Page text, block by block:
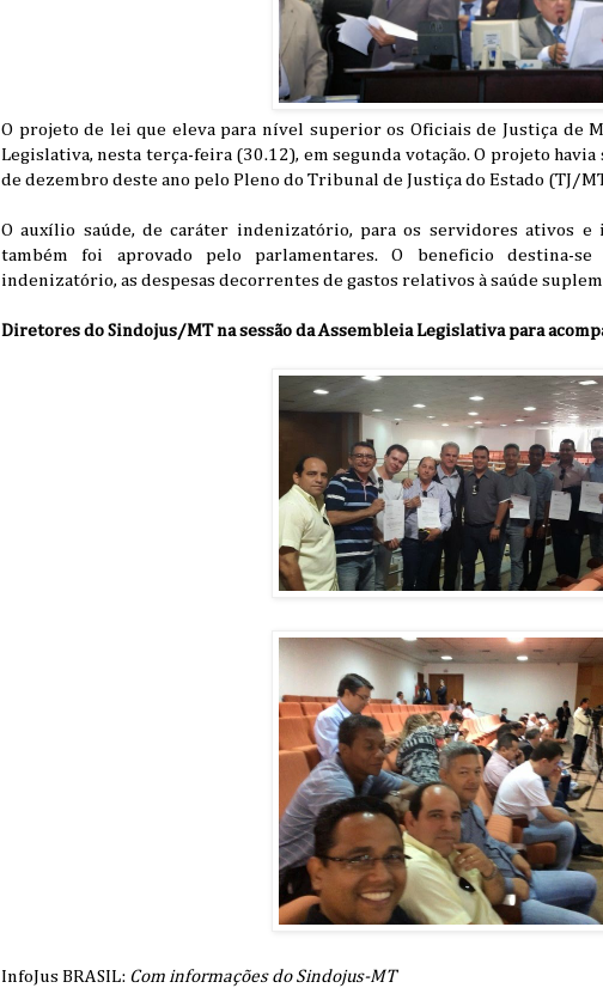
O projeto de lei que eleva para nível superior os Oficiais de Justiça de
Legislativa, nesta terça-feira (30.12), em segunda votação. O projeto
de dezembro deste ano pelo Pleno do Tribunal de Justiça do Estado (TJ/
O auxílio saúde, de caráter indenizatório, para os servidores ativos
também foi aprovado pelo parlamentares. O beneficio destina-
indenizatório, as despesas decorrentes de gastos relativos à saúde
Diretores do Sindojus/MT na sessão da Assembleia Legislativa para
InfoJus BRASIL: Com informações do Sindojus-MT